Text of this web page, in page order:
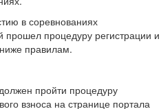
в соревнованиях
прошел процедуру регистрации и
правилам.
пройти процедуру
взноса на странице портала